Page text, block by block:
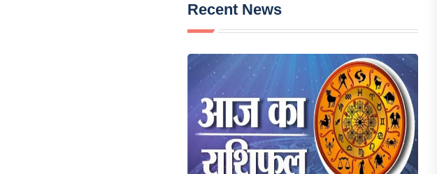
Recent News